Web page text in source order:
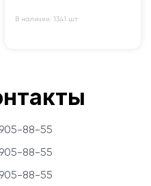
В наличии: 1341 шт
905-88-55
905-88-55
905-88-55